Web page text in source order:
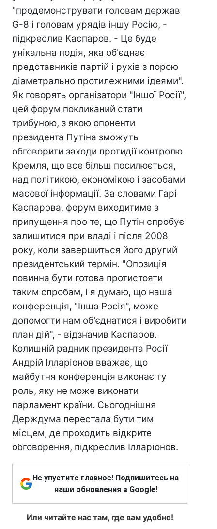
"продемонструвати головам держав
G-8 і головам урядів іншу Росію, -
підкреслив Каспаров. - Це буде
унікальна подія, яка об'єднає
представників партій і рухів з порою
діаметрально протилежними ідеями".
Як говорять організатори "Іншої Росії",
цей форум покликаний стати
трибуною, з якою опоненти
президента Путіна зможуть
обговорити заходи протидії контролю
Кремля, що все більш посилюється,
над політикою, економікою і засобами
масової інформації. За словами Гарі
Каспарова, форум виходитиме з
припущення про те, що Путін спробує
залишитися при владі і після 2008
року, коли завершиться його другий
президентський термін. "Опозиція
повинна бути готова протистояти
таким спробам, і я думаю, що наша
конференція, "Інша Росія", може
допомогти нам об'єднатися і виробити
план дій", - відзначив Каспаров.
Колишній радник президента Росії
Андрій Ілларіонов вважає, що
майбутня конференція виконає ту
роль, яку не може виконати
парламент країни. Сьогоднішня
Держдума перестала бути тим
місцем, де проходить відкрите
обговорення, підкреслив Ілларіонов.
Не упустите главное! Подпишитесь на
наши обновления в Google!
Или читайте нас там, где вам удобно!